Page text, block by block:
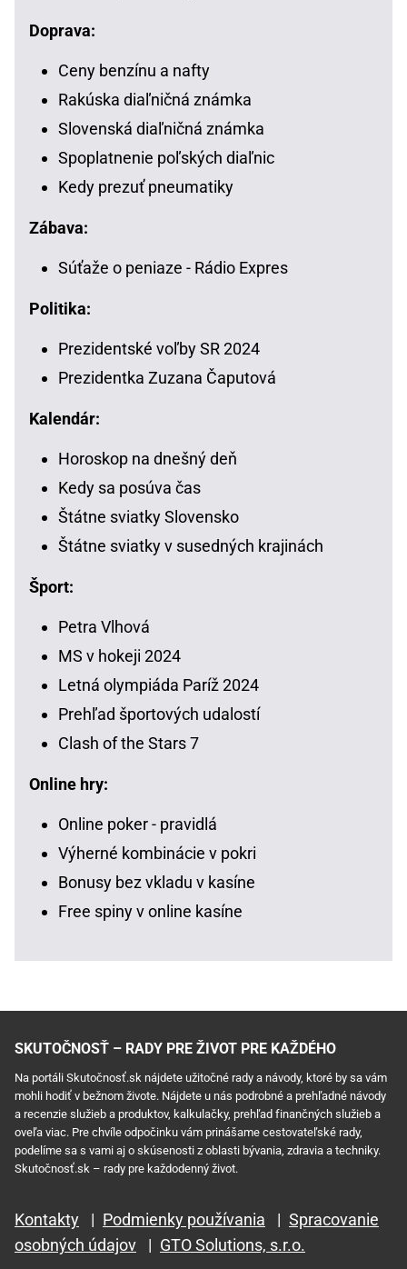
Doprava:
Ceny benzínu a nafty
Rakúska diaľničná známka
Slovenská diaľničná známka
Spoplatnenie poľských diaľnic
Kedy prezuť pneumatiky
Zábava:
Súťaže o peniaze - Rádio Expres
Politika:
Prezidentské voľby SR 2024
Prezidentka Zuzana Čaputová
Kalendár:
Horoskop na dnešný deň
Kedy sa posúva čas
Štátne sviatky Slovensko
Štátne sviatky v susedných krajinách
Šport:
Petra Vlhová
MS v hokeji 2024
Letná olympiáda Paríž 2024
Prehľad športových udalostí
Clash of the Stars 7
Online hry:
Online poker - pravidlá
Výherné kombinácie v pokri
Bonusy bez vkladu v kasíne
Free spiny v online kasíne
SKUTOČNOSŤ – RADY PRE ŽIVOT PRE KAŽDÉHO
Na portáli Skutočnosť.sk nájdete užitočné rady a návody, ktoré by sa vám
mohli hodiť v bežnom živote. Nájdete u nás podrobné a prehľadné návody
a recenzie služieb a produktov, kalkulačky, prehľad finančných služieb a
oveľa viac. Pre chvíle odpočinku vám prinášame cestovateľské rady,
podelíme sa s vami aj o skúsenosti z oblasti bývania, zdravia a techniky.
Skutočnosť.sk – rady pre každodenný život.
Kontakty | Podmienky používania | Spracovanie
osobných údajov
| GTO Solutions, s.r.o.